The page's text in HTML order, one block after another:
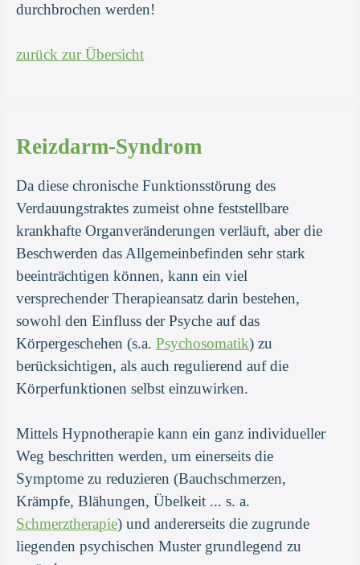
durchbrochen werden!
zurück zur Übersicht
Reizdarm-Syndrom
Da diese chronische Funktionsstörung des
Verdauungstraktes zumeist ohne feststellbare
krankhafte Organveränderungen verläuft, aber die
Beschwerden das Allgemeinbefinden sehr stark
beeinträchtigen können, kann ein viel
versprechender Therapieansatz darin bestehen,
sowohl den Einfluss der Psyche auf das
Körpergeschehen (s.a. Psychosomatik) zu
berücksichtigen, als auch regulierend auf die
Körperfunktionen selbst einzuwirken.
Mittels Hypnotherapie kann ein ganz individueller
Weg beschritten werden, um einerseits die
Symptome zu reduzieren (Bauchschmerzen,
Krämpfe, Blähungen, Übelkeit ... s. a.
Schmerztherapie) und andererseits die zugrunde
liegenden psychischen Muster grundlegend zu